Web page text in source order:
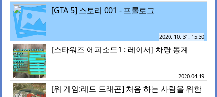
[GTA 5] 스토리 001 - 프롤로그
2020. 10. 31. 15:30
[스타워즈 에피소드1 : 레이서] 차량 통계
2020.04.19
[워 게임:레드 드래곤] 처음 하는 사람을 위한